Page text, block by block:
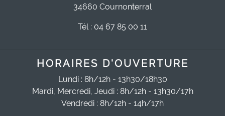
34660 Cournonterral
Tél : 04 67 85 00 11
HORAIRES D'OUVERTURE
Lundi : 8h/12h - 13h30/18h30
Mardi, Mercredi, Jeudi : 8h/12h - 13h30/17h
Vendredi : 8h/12h - 14h/17h